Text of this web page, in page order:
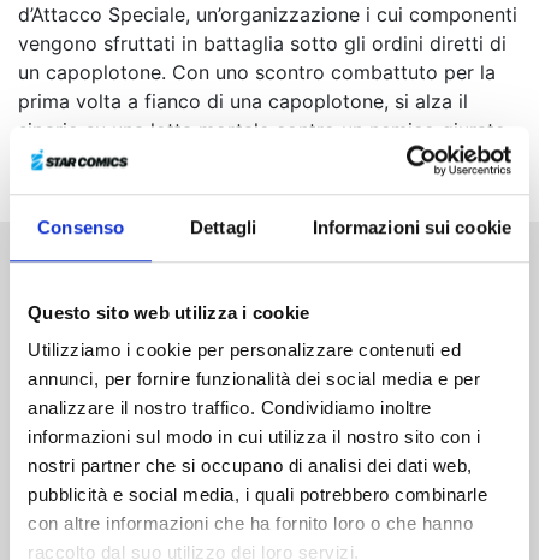
Consenso Dettagli Informazioni sui cookie
Questo sito web utilizza i cookie
Utilizziamo i cookie per personalizzare contenuti ed
annunci, per fornire funzionalità dei social media e per
analizzare il nostro traffico. Condividiamo inoltre
informazioni sul modo in cui utilizza il nostro sito con i
nostri partner che si occupano di analisi dei dati web,
pubblicità e social media, i quali potrebbero combinarle
con altre informazioni che ha fornito loro o che hanno
raccolto dal suo utilizzo dei loro servizi.
d’Attacco Speciale, un’organizzazione i cui componenti
vengono sfruttati in battaglia sotto gli ordini diretti di
un capoplotone. Con uno scontro combattuto per la
prima volta a fianco di una capoplotone, si alza il
sipario su una lotta mortale contro un nemico giurato,
la Fazione della Carne!
Altri volumi della serie